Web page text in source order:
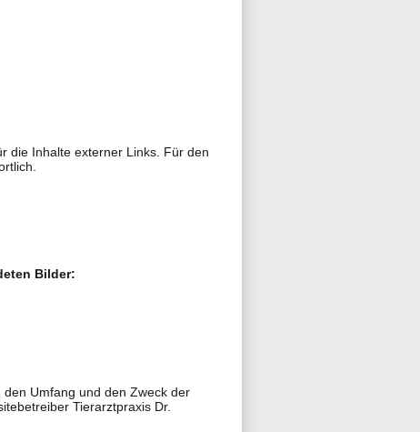
die Inhalte externer Links. Für den
Bilder:
Umfang und den Zweck der
Tierarztpraxis Dr.